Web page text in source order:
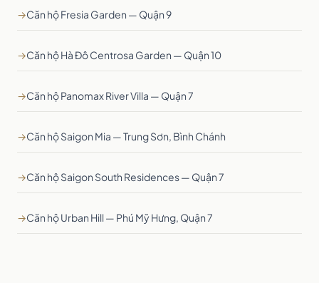
→Căn hộ Fresia Garden — Quận 9
→Căn hộ Hà Đô Centrosa Garden — Quận 10
→Căn hộ Panomax River Villa — Quận 7
→Căn hộ Saigon Mia — Trung Sơn, Bình Chánh
→Căn hộ Saigon South Residences — Quận 7
→Căn hộ Urban Hill — Phú Mỹ Hưng, Quận 7